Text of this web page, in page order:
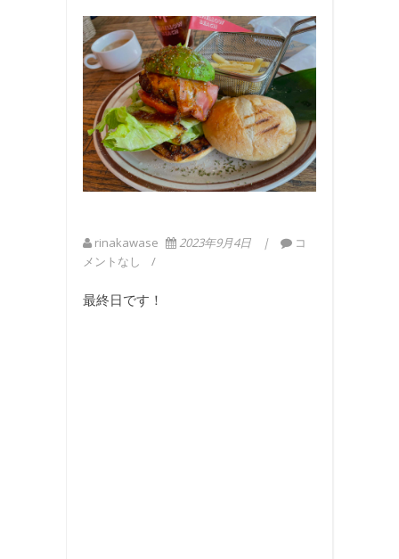
rinakawase 2023年9月4日
コ
メントなし
最終日です！